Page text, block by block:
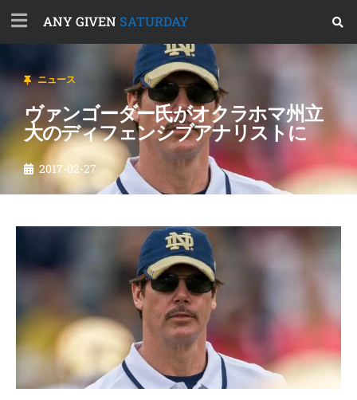
ANY GIVEN SATURDAY
ニュース
ヴァンゴーダー氏がオクラホマ州立
大のディフェンシブアナリストに
2017-02-27